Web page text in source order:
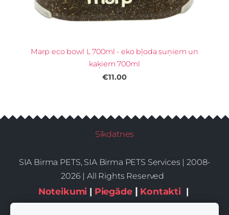
Marp eco bowl L 700ml - eko bļoda suņiem un
kaķiem 700ml
€11.00
Sīkdatnes
SIA Birma PETS, SIA Birma PETS Services | 2008-
2026 | All Rights Reserved
Noteikumi | Piegāde | Kontakti|